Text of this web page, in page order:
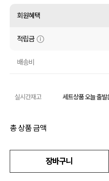
액티브
아우터
코디템
FIT ZOOM
회원혜택
적립금
배송비
실시간재고 세트상품 오늘 출
총 상품 금액
장바구니